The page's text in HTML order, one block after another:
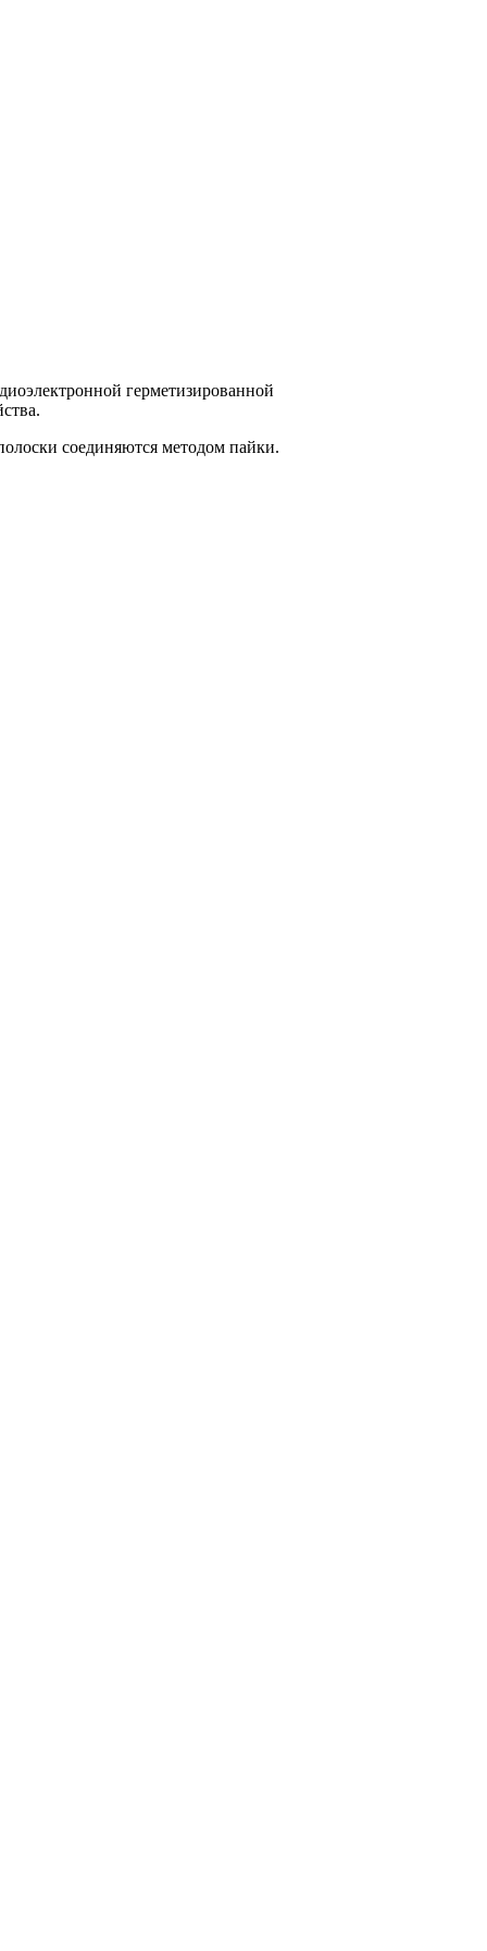
герметизированной
соединяются методом пайки.